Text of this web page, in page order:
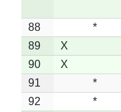
88 *
89
X
90
X
91
*
92
*